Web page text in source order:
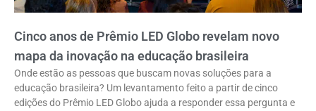
Cinco anos de Prêmio LED Globo revelam novo
mapa da inovação na educação brasileira
Onde estão as pessoas que buscam novas soluções para a
educação brasileira? Um levantamento feito a partir de cinco
edições do Prêmio LED Globo ajuda a responder essa pergunta e